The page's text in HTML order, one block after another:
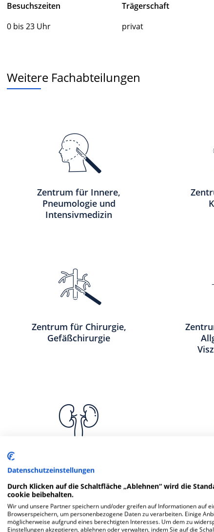
Besuchszeiten
0 bis 23 Uhr
Trägerschaft
privat
Weitere Fachabteilungen
Zentrum für Innere,
Pneumologie und
Intensivmedizin
Zentrum für Chirurgie,
Gefäßchirurgie
Weitere
Datenschutzeinstellungen
Durch Klicken auf die Schaltfläche „Ablehnen“ wird die
cookie beibehalten.
Wir und unsere Partner speichern und/oder greifen auf Informationen auf
Browserspeichern, um personenbezogene Daten zu verarbeiten. Einige
möglicherweise aufgrund eines berechtigten Interesses. Um dem zu
Einstellungen akzeptieren, ablehnen oder verwalten, indem Sie auf die